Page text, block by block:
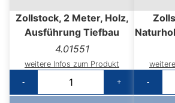
Zollstock, 2 Meter, Holz,
Ausführung Tiefbau
4.01551
weitere Infos zum Produkt
-
+
-